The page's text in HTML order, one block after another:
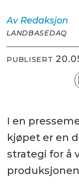
Av Redaksjon
LANDBASEDAQ
PUBLISERT
I en
kjøpet er en
strategi for å